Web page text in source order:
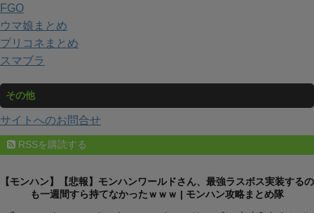
FGO
ウマ娘まとめ
プリコネまとめ
スマブラ
その他
サイトへのお問合せ
RSSを購読する
【モンハン】【悲報】モンハンワールドさん、最強ラスボス実装するの
も一週間すら持てなかったｗｗｗ | モンハン攻略まとめ隊